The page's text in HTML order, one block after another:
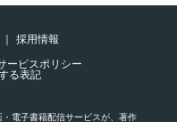
採用情報
ービスポリシー
る表記
電子書籍配信サービスが、著作